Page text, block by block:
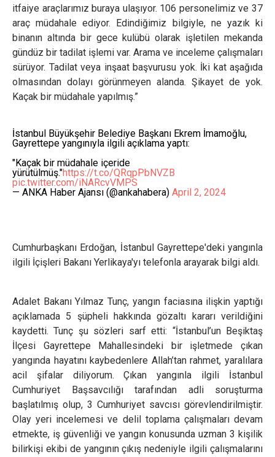
itfaiye araçlarımız buraya ulaşıyor. 106 personelimiz ve 37
araç müdahale ediyor. Edindiğimiz bilgiyle, ne yazık ki
binanın altında bir gece kulübü olarak işletilen mekanda
gündüz bir tadilat işlemi var. Arama ve inceleme çalışmaları
sürüyor. Tadilat veya inşaat başvurusu yok. İki kat aşağıda
olmasından dolayı görünmeyen alanda. Şikayet de yok.
Kaçak bir müdahale yapılmış.”
İstanbul Büyükşehir Belediye Başkanı Ekrem İmamoğlu,
Gayrettepe yangınıyla ilgili açıklama yaptı:
"Kaçak bir müdahale içeride
yürütülmüş."https://t.co/QRqpPbNVZB
pic.twitter.com/iNARcvVMPS
— ANKA Haber Ajansı (@ankahabera) April 2, 2024
Cumhurbaşkanı Erdoğan, İstanbul Gayrettepe'deki yangınla
ilgili İçişleri Bakanı Yerlikaya'yı telefonla arayarak bilgi aldı.
Adalet Bakanı Yılmaz Tunç, yangın faciasına ilişkin yaptığı
açıklamada 5 şüpheli hakkında gözaltı kararı verildiğini
kaydetti. Tunç şu sözleri sarf etti: “İstanbul’un Beşiktaş
İlçesi Gayrettepe Mahallesindeki bir işletmede çıkan
yangında hayatını kaybedenlere Allah’tan rahmet, yaralılara
acil şifalar diliyorum. Çıkan yangınla ilgili İstanbul
Cumhuriyet Başsavcılığı tarafından adli soruşturma
başlatılmış olup, 3 Cumhuriyet savcısı görevlendirilmiştir.
Olay yeri incelemesi ve delil toplama çalışmaları devam
etmekte, iş güvenliği ve yangın konusunda uzman 3 kişilik
bilirkişi ekibi de yangının çıkış nedeniyle ilgili çalışmalarını